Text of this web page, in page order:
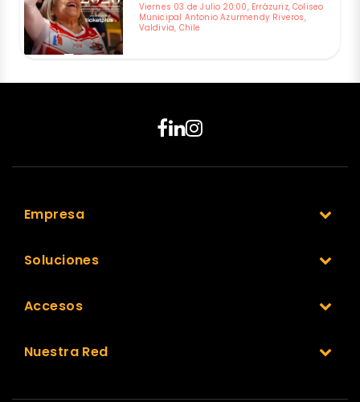
Viernes 03 de Julio 20:00, Errázuriz, Coliseo
Municipal Antonio Azurmendy Riveros,
Valdivia, Chile
Empresa
Soluciones
Accesos
Nuestra Red